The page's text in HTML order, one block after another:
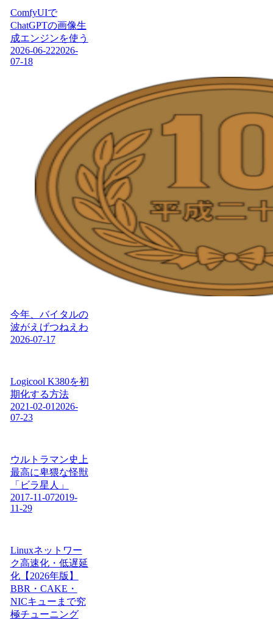
ComfyUIで
ChatGPTの画像生
成エンジンを使う
2026-06-222026-
07-18
今年、バイタルの
波がえげつねえわ
2026-07-17
Logicool K380を初
期化する方法
2021-02-01 2026-
07-23
ウルトラマン史上
最高に卑猥な怪獣
「ビラ星人」
2017-11-072019-
11-29
Linuxネットワー
ク高速化・低遅延
化【2026年版】
BBR・CAKE・
NICキューまで究
極チューニング